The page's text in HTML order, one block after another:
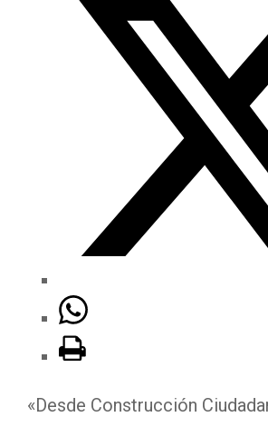
«Desde Construcción